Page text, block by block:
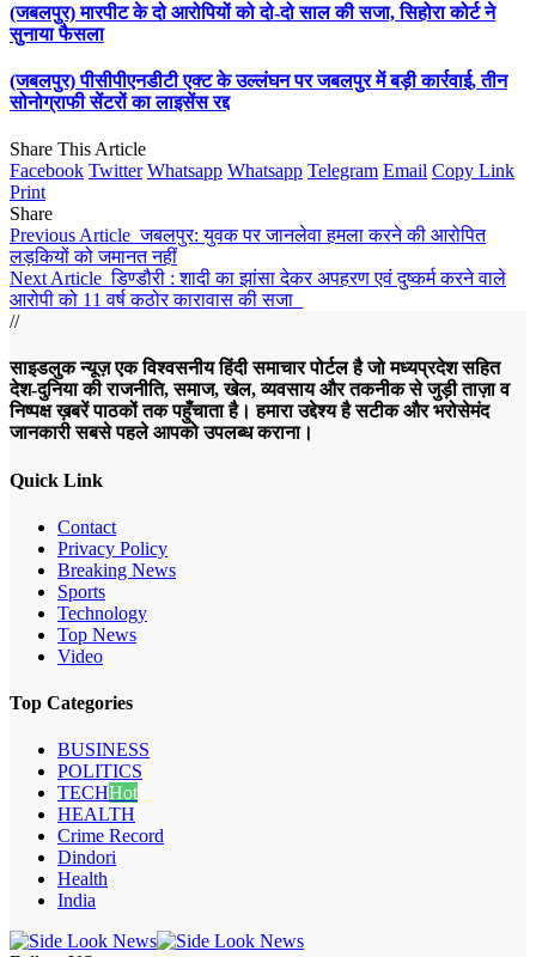
(जबलपुर) मारपीट के दो आरोपियों को दो-दो साल की सजा, सिहोरा कोर्ट ने
सुनाया फैसला
(जबलपुर) पीसीपीएनडीटी एक्ट के उल्लंघन पर जबलपुर में बड़ी कार्रवाई, तीन
सोनोग्राफी सेंटरों का लाइसेंस रद्द
Share This Article
Facebook Twitter Whatsapp Whatsapp Telegram Email Copy Link
Print
Share
Previous Article जबलपुर: युवक पर जानलेवा हमला करने की आरोपित
लड़कियों को जमानत नहीं
Next Article डिण्‍डौरी : शादी का झांसा देकर अपहरण एवं दुष्‍कर्म करने वाले
आरोपी को 11 वर्ष कठोर कारावास की सजा
//
साइडलुक न्यूज़ एक विश्वसनीय हिंदी समाचार पोर्टल है जो मध्यप्रदेश सहित
देश-दुनिया की राजनीति, समाज, खेल, व्यवसाय और तकनीक से जुड़ी ताज़ा व
निष्पक्ष ख़बरें पाठकों तक पहुँचाता है। हमारा उद्देश्य है सटीक और भरोसेमंद
जानकारी सबसे पहले आपको उपलब्ध कराना।
Quick Link
Contact
Privacy Policy
Breaking News
Sports
Technology
Top News
Video
Top Categories
BUSINESS
POLITICS
TECHHot
HEALTH
Crime Record
Dindori
Health
India